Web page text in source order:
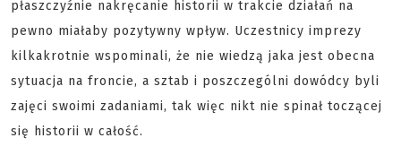
płaszczyźnie nakręcanie historii w trakcie działań na
pewno miałaby pozytywny wpływ. Uczestnicy imprezy
kilkakrotnie wspominali, że nie wiedzą jaka jest obecna
sytuacja na froncie, a sztab i poszczególni dowódcy byli
zajęci swoimi zadaniami, tak więc nikt nie spinał toczącej
się historii w całość.